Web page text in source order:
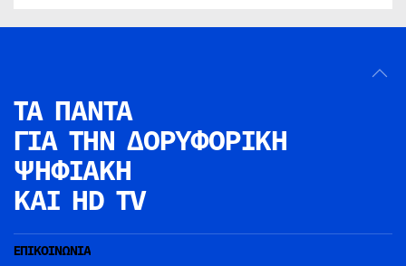
ΤΑ ΠΑΝΤΑ
ΓΙΑ ΤΗΝ ΔΟΡΥΦΟΡΙΚΗ
ΨΗΦΙΑΚΗ
ΚΑΙ HD TV
ΕΠΙΚΟΙΝΩΝΙΑ